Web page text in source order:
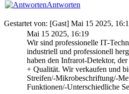
Antworten
Gestartet von: [Gast] Mai 15 2025,
Mai 15 2025, 16:19
Wir sind professionelle IT-
industriell und professionell
haben den Infrarot-Detektor,
+ Qualität. Wir verkaufen und
Streifen/-Mikrobeschriftung/-
Funktionen/-Unterschiedliche